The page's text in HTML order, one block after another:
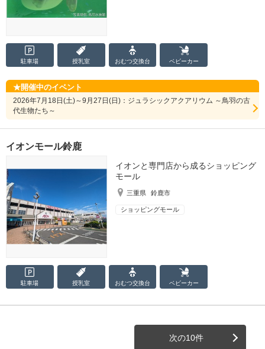
駐車場 授乳室 おむつ交換台 ベビーカー
開催中のイベント
2026年7月18日(土)～9月27日(日)：ジュラシックアクアリウム ～鳥羽の古
代生物たち～
イオンモール鈴鹿
イオンと専門店から成るショッピング
モール
三重県 鈴鹿市
ショッピングモール
駐車場 授乳室 おむつ交換台 ベビーカー
次の10件